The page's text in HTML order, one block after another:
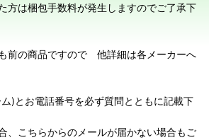
方は梱包手数料が発生しますのでご了承下
前の商品ですので 他詳細は各メーカーへ
)とお電話番号を必ず質問とともに記載下
こちらからのメールが届かない場合もご